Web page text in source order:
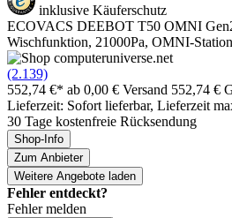
inklusive Käuferschutz
ECOVACS DEEBOT T50 OMNI
Wischfunktion, 21000Pa, OMNI-Station
(2.139)
552,74 €* ab 0,00 € Versand 552,74 €
Lieferzeit: Sofort lieferbar, Lieferzeit
30 Tage kostenfreie Rücksendung
Shop-Info
Zum Anbieter
Weitere Angebote laden
Fehler entdeckt?
Fehler melden